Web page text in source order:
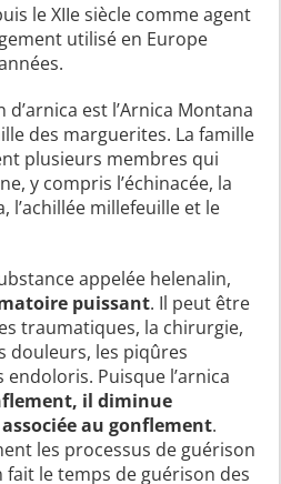
le XIIe siècle comme agent
utilisé en Europe
est l’Arnica Montana
des marguerites. La famille
plusieurs membres qui
y compris l’échinacée, la
l’achillée millefeuille et le
appelée helenalin,
puissant. Il peut être
traumatiques, la chirurgie,
douleurs, les piqûres
endoloris. Puisque l’arnica
il diminue
au gonflement.
les processus de guérison
fait le temps de guérison des